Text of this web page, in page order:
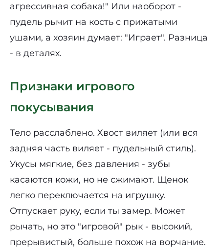
агрессивная собака!" Или наоборот -
пудель рычит на кость с прижатыми
ушами, а хозяин думает: "Играет". Разница
- в деталях.
Признаки игрового
покусывания
Тело расслаблено. Хвост виляет (или вся
задняя часть виляет - пудельный стиль).
Укусы мягкие, без давления - зубы
касаются кожи, но не сжимают. Щенок
легко переключается на игрушку.
Отпускает руку, если ты замер. Может
рычать, но это "игровой" рык - высокий,
прерывистый, больше похож на ворчание.